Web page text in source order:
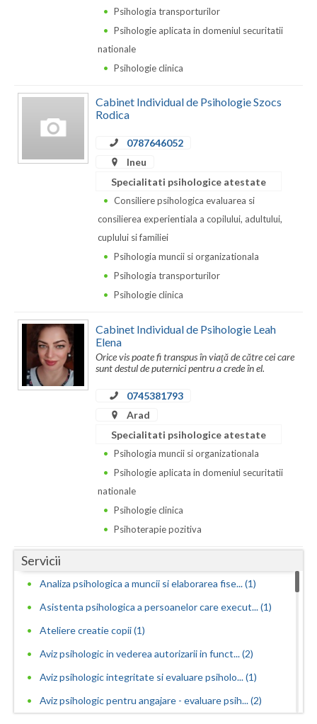
Dolj
Galati
Ilfov
Maramures
Mehedinti
Sibiu
Suceava
Teleorman
Timis
Valcea
Psihologia transporturilor
Psihologie aplicata in domeniul securitatii
nationale
Psihologie clinica
Cabinet Individual de Psihologie Szocs
Rodica
0787646052
Ineu
Specialitati psihologice atestate
Consiliere psihologica evaluarea si
consilierea experientiala a copilului, adultului,
cuplului si familiei
Psihologia muncii si organizationala
Psihologia transporturilor
Psihologie clinica
Cabinet Individual de Psihologie Leah
Elena
Orice vis poate fi transpus în viaţă de către cei care
sunt destul de puternici pentru a crede în el.
0745381793
Arad
Specialitati psihologice atestate
Psihologia muncii si organizationala
Psihologie aplicata in domeniul securitatii
nationale
Psihologie clinica
Psihoterapie pozitiva
Servicii
Analiza psihologica a muncii si elaborarea fise... (1)
Asistenta psihologica a persoanelor care execut... (1)
Ateliere creatie copii (1)
Aviz psihologic in vederea autorizarii in funct... (2)
Aviz psihologic integritate si evaluare psiholo... (1)
Aviz psihologic pentru angajare - evaluare psih... (2)